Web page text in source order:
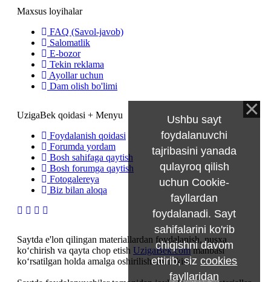
Maxsus loyihalar
FAQ (Savol-javob)
Salomatlik
E-bozor
Tekin reklama
Ayollar uchun
Dam olish bo'limi
UzigaBek qoidasi + Menyu
Foydalanish qoidasi
Forumda yordam
Bosh sahifaga qaytish
Bosh forumga qaytish
Fotogalereya
Biz bilan aloqa
Saytda e'lon qilingan materiallardan foydalanish, nusxa
ko‘chirish va qayta chop etish UzigaBek.commanbasi
ko‘rsatilgan holda amalga oshirilishi mumkin.
Ushbu sayt
foydalanuvchi
tajribasini yanada
qulayroq qilish
uchun Cookie-
fayllardan
foydalanadi. Sayt
sahifalarini ko'rib
chiqishni davom
ettirib, sizcookies
fayllaridan